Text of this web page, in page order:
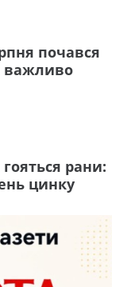
почався
важливо
рани:
цинку